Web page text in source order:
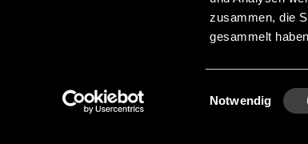
zusammen, die
gesammelt
Notwendig
Musteranfrage